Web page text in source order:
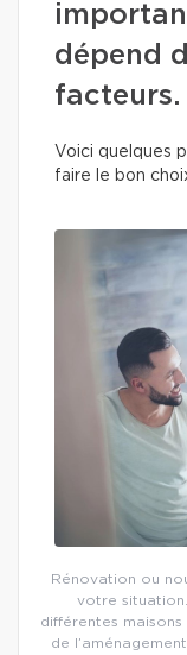
dépend
facteurs.
Voici quelques
faire le bon
Rénovation ou
votre
différentes
de